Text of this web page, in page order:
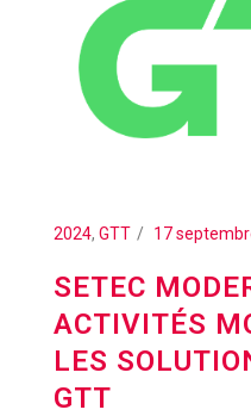
2024, GTT 17
SETEC
ACTIVITÉS
LES
GTT